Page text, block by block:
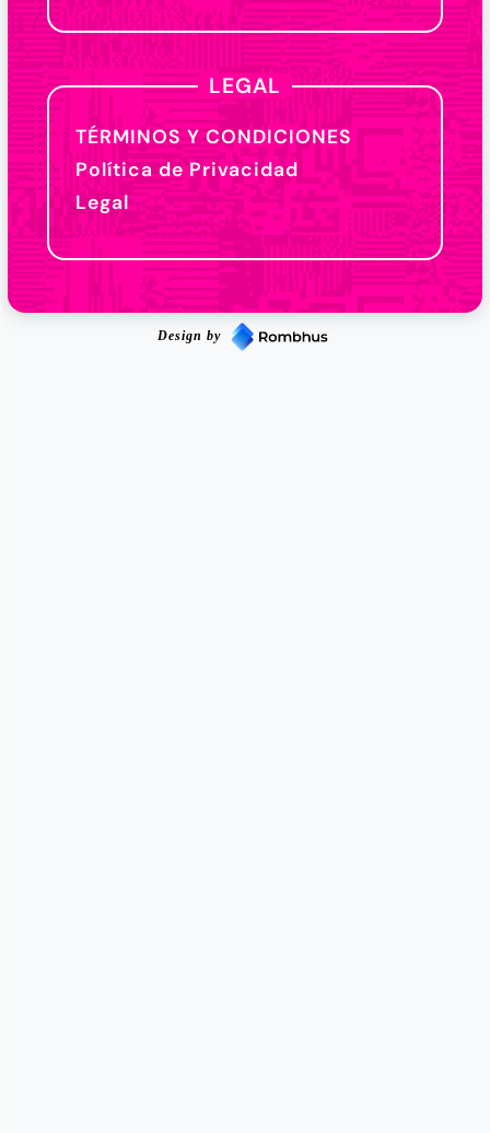
LEGAL
TÉRMINOS Y CONDICIONES
Política de Privacidad
Legal
Design by